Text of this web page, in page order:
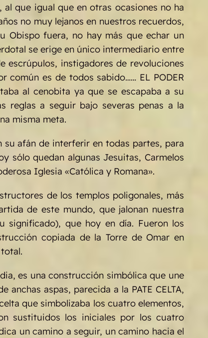
que igual que en otras ocasiones no ha
no muy lejanos en nuestros recuerdos,
Obispo fuera, no hay más que echar un
se erige en único intermediario entre
escrúpulos, instigadores de revoluciones
común es de todos sabido…… EL PODER
al cenobita ya que se escapaba a su
reglas a seguir bajo severas penas a la
misma meta.
su afán de interferir en todas partes, para
sólo quedan algunas Jesuitas, Carmelos
Iglesia «Católica y Romana».
de los templos poligonales, más
de este mundo, que jalonan nuestra
significado), que hoy en día. Fueron los
copiada de la Torre de Omar en
es una construcción simbólica que une
aspas, parecida a la PATE CELTA,
que simbolizaba los cuatro elementos,
sustituidos los iniciales por los cuatro
un camino a seguir, un camino hacia el